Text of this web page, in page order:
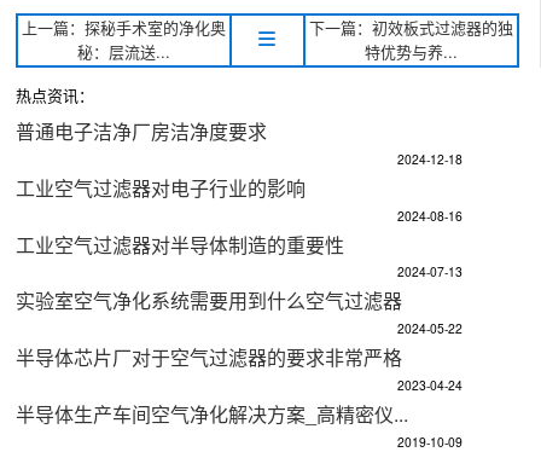
上一篇：探秘手术室的净化奥
秘：层流送...
下一篇：初效板式过滤器的独
特优势与养...
热点资讯：
普通电子洁净厂房洁净度要求
2024-12-18
工业空气过滤器对电子行业的影响
2024-08-16
工业空气过滤器对半导体制造的重要性
2024-07-13
实验室空气净化系统需要用到什么空气过滤器
2024-05-22
半导体芯片厂对于空气过滤器的要求非常严格
2023-04-24
半导体生产车间空气净化解决方案_高精密仪...
2019-10-09